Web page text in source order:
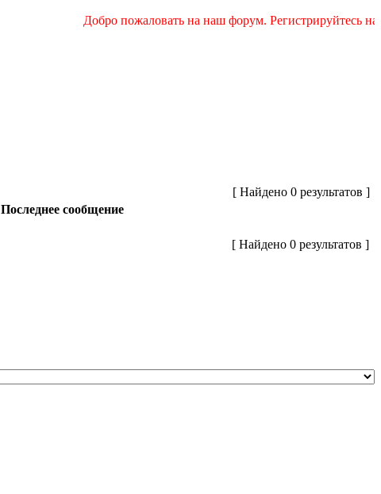
Добро пожаловать на наш форум. Регистрируйтесь на
[ Найдено 0 результатов ]
Последнее сообщение
[ Найдено 0 результатов ]